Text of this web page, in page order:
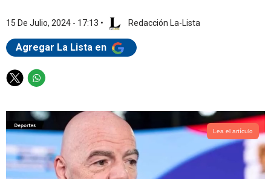
15 De Julio, 2024 - 17:13 • Redacción La-Lista
Agregar La Lista en
T
i
t
t
e
r
W
a
t
s
a
p
p
Lea el artículo